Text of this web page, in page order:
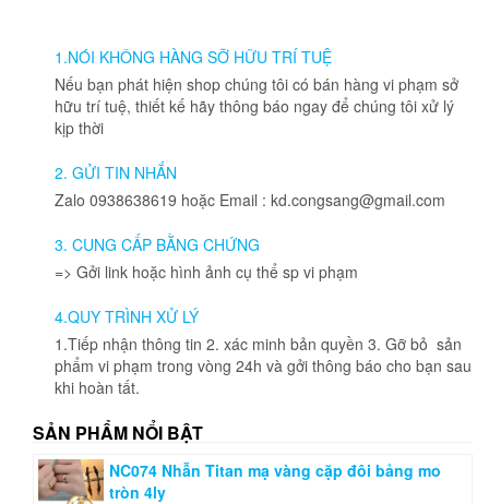
nhiều
biến
thể.
Các
chọn
có
thể
được
chọn
trên
sản
phẩm
1.NÓI KHÔNG HÀNG SỠ HỮU TRÍ TUỆ
Nếu bạn phát hiện shop chúng tôi có bán hàng vi phạm sở
hữu trí tuệ, thiết kế hãy thông báo ngay để chúng tôi xử lý
kịp thời
2. GỬI TIN NHẮN
Zalo 0938638619 hoặc Email : kd.congsang@gmail.com
3. CUNG CẤP BẰNG CHỨNG
=> Gởi link hoặc hình ảnh cụ thể sp vi phạm
4.QUY TRÌNH XỬ LÝ
1.Tiếp nhận thông tin 2. xác minh bản quyền 3. Gỡ bỏ sản
phẩm vi phạm trong vòng 24h và gởi thông báo cho bạn sau
khi hoàn tất.
SẢN PHẨM NỔI BẬT
NC074 Nhẫn Titan mạ vàng cặp đôi bảng mo
tròn 4ly